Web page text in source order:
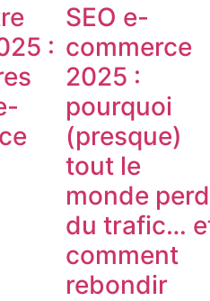
:
SEO e-
commerce
2025 :
pourquoi
(presque)
tout le
monde perd
du trafic…
comment
rebondir